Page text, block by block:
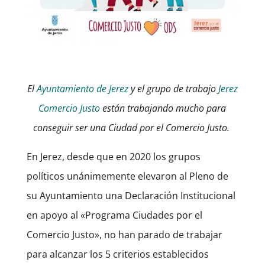
ElAyuntamiento de Jerezy el grupo de trabajoJerez
Comercio Justoestán trabajando mucho para
conseguir ser una Ciudad por el Comercio Justo.
En Jerez, desde que en 2020 los grupos
políticos unánimemente elevaron al Pleno de
su Ayuntamiento una Declaración Institucional
en apoyo al «Programa Ciudades por el
Comercio Justo», no han parado de trabajar
para alcanzar los 5 criterios establecidos